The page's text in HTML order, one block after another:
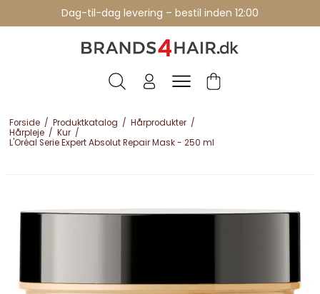
Dag-til-dag levering – bestil inden 12:00
Professionelle brands - over 15 års erfaring
Forside / Produktkatalog / Hårprodukter /
Hårpleje / Kur /
L'Oréal Serie Expert Absolut Repair Mask - 250 ml